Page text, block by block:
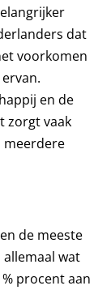
dat
voorkomen
en de
zorgt vaak
meerdere
de meeste
wat
procent aan